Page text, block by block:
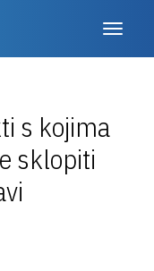
s kojima
sklopiti